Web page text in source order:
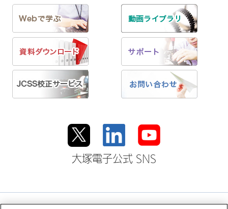
大塚電子公式 SNS